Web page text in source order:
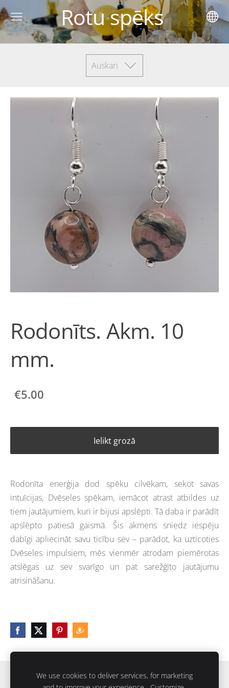
Rotu spēks
Auskari
Rodonīts. Akm. 10
mm.
€5.00
Ielikt grozā
Rodonīta enerģija dod spēku cilvēkam, sekot savas
intuīcijas, Dvēseles spēkam, iemācot atrast atbildes uz
tiem jautājumiem, kuri ir bijusi apslēpti. Tā daba ir parādīt
apslēpto patiesā gaismā. Šis akmens sniedz iespēju
dabīgi apliecināt savu ticību sev – parādot, ka uzticoties
Dvēseles impulsiem, mēs vienmēr atrodam piemērotas
atslēgas uz sev svarīgo un pat sarežģīto jautājumu
atrisināšanu.
Sīkdatnes
We use cookies to deliver services, for marketing